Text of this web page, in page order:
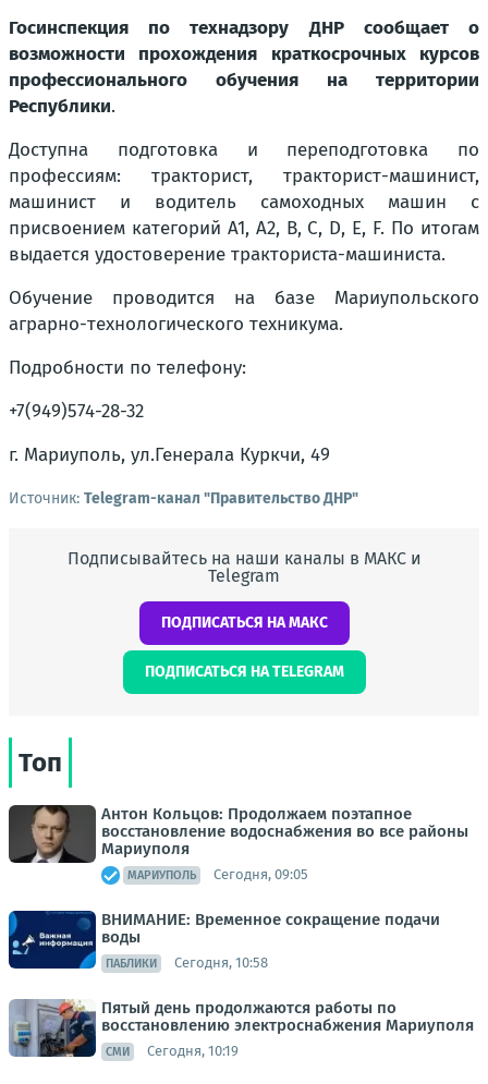
Госинспекция по технадзору ДНР сообщает о
возможности прохождения краткосрочных курсов
профессионального обучения на территории
Республики.
Доступна подготовка и переподготовка по
профессиям: тракторист, тракторист-машинист,
машинист и водитель самоходных машин с
присвоением категорий А1, А2, В, С, D, Е, F. По итогам
выдается удостоверение тракториста-машиниста.
Обучение проводится на базе Мариупольского
аграрно-технологического техникума.
Подробности по телефону:
+7(949)574-28-32
г. Мариуполь, ул.Генерала Куркчи, 49
Источник: Telegram-канал "Правительство ДНР"
Подписывайтесь на наши каналы в МАКС и
Telegram
ПОДПИСАТЬСЯ НА МАКС
ПОДПИСАТЬСЯ НА TELEGRAM
Топ
Антон Кольцов: Продолжаем поэтапное
восстановление водоснабжения во все районы
Мариуполя
МАРИУПОЛЬ Сегодня, 09:05
ВНИМАНИЕ: Временное сокращение подачи
воды
ПАБЛИКИ Сегодня, 10:58
Пятый день продолжаются работы по
восстановлению электроснабжения Мариуполя
СМИ Сегодня, 10:19